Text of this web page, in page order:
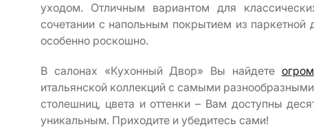
уходом. Отличным вариантом для
сочетании с напольным покрытием из паркетной
особенно роскошно.
В салонах «Кухонный Двор» Вы найдете
итальянской коллекций с самыми
столешниц, цвета и оттенки – Вам доступны
уникальным. Приходите и убедитесь сами!